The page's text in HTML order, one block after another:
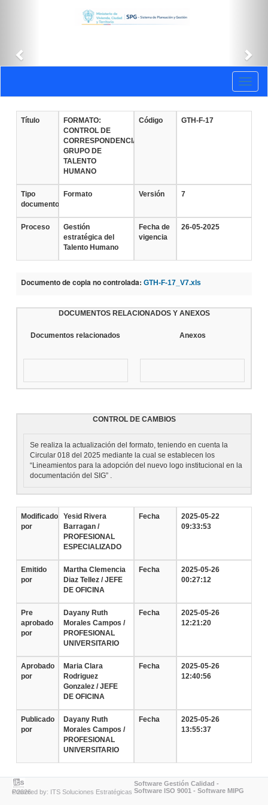
Título
FORMATO:
CONTROL DE
CORRESPONDENCIA
GRUPO DE
TALENTO
HUMANO
Código GTH-F-17
Tipo
documento
Formato Versión 7
Proceso
Gestión
estratégica del
Talento Humano
Fecha de
vigencia
26-05-2025
Documento de copia no controlada: GTH-F-17_V7.xls
DOCUMENTOS RELACIONADOS Y ANEXOS
Documentos relacionados Anexos
CONTROL DE CAMBIOS
Se realiza la actualización del formato, teniendo en cuenta la
Circular 018 del 2025 mediante la cual se establecen los
“Lineamientos para la adopción del nuevo logo institucional en la
documentación del SIG” .
Modificado
por
Yesid Rivera
Barragan /
PROFESIONAL
ESPECIALIZADO
Fecha
2025-05-22
09:33:53
Emitido
por
Martha Clemencia
Diaz Tellez / JEFE
DE OFICINA
Fecha
2025-05-26
00:27:12
Pre
aprobado
por
Dayany Ruth
Morales Campos /
PROFESIONAL
UNIVERSITARIO
Fecha
2025-05-26
12:21:20
Aprobado
por
Maria Clara
Rodriguez
Gonzalez / JEFE
DE OFICINA
Fecha
2025-05-26
12:40:56
Publicado
por
Dayany Ruth
Morales Campos /
PROFESIONAL
UNIVERSITARIO
Fecha
2025-05-26
13:55:37
Powered by: ITS Soluciones Estratégicas ©2026
Software Gestión Calidad -
Software ISO 9001 - Software MIPG